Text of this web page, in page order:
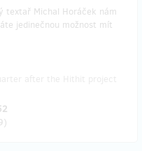
textař Michal Horáček nám
jedinečnou možnost mít
)